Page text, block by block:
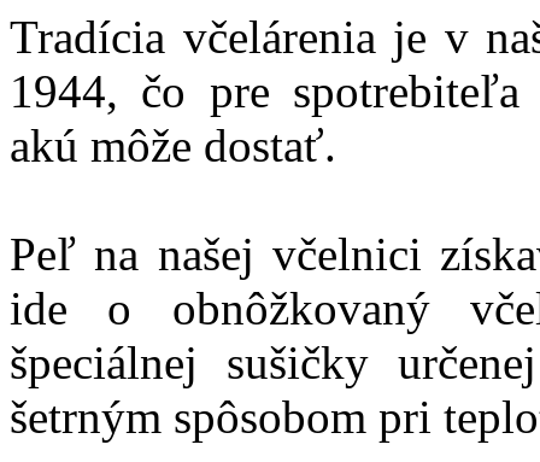
Tradícia včelárenia je v
1944, čo pre
akú môže dostať.
Peľ na našej včelnici
ide o obnôžkovaný
špeciálnej sušičky
šetrným spôsobom pri